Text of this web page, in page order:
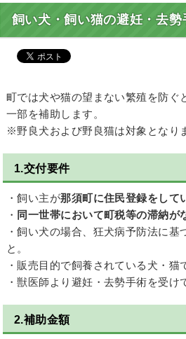
飼い犬・飼い猫の避妊・去
町では犬や猫の望まない繁殖を防ぐ
一部を補助します。
※野良犬および野良猫は対象となり
1.交付要件
・飼い主が那須町に住民登録をして
・ 同一世帯において町税等の滞納が
・飼い犬の場合、狂犬病予防法に
と。
・販売目的で飼養されている犬・猫
・獣医師より避妊・去勢手術を受け
2.補助金額